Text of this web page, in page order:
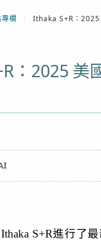
欄 Ithaka S+R：2025
：2025 美
Ithaka S+R進行了